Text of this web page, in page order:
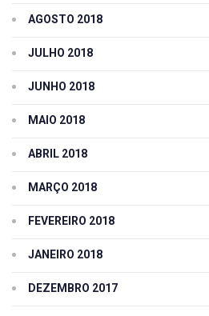
AGOSTO 2018
JULHO 2018
JUNHO 2018
MAIO 2018
ABRIL 2018
MARÇO 2018
FEVEREIRO 2018
JANEIRO 2018
DEZEMBRO 2017